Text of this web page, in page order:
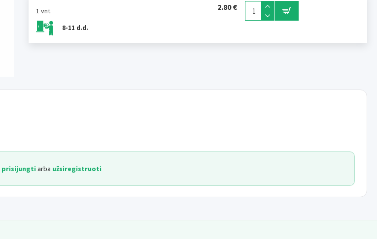
1 vnt.
8-11 d.d.
2.80 €
prisijungti arba užsiregistruoti